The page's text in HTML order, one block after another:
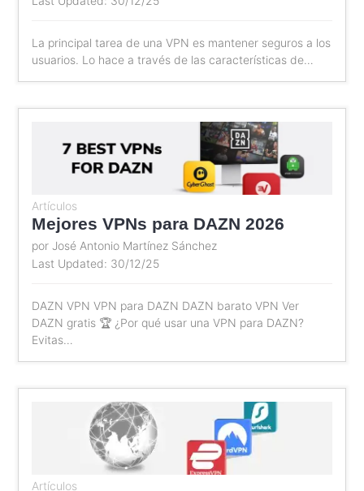
La principal tarea de una VPN es mantener seguros a los
usuarios. Lo hace a través de las características de…
Artículos
Mejores VPNs para DAZN 2026
DAZN VPN VPN para DAZN DAZN barato VPN Ver
DAZN gratis 🏆 ¿Por qué usar una VPN para DAZN?
Evitas…
por José Antonio Martínez Sánchez
Last Updated: 30/12/25
Artículos